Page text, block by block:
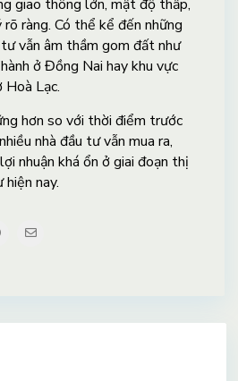
giao thông lớn, mật độ thấp,
ràng. Có thể kể đến những
vẫn âm thầm gom đất như
ở Đồng Nai hay khu vực
Hoà Lạc.
hơn so với thời điểm trước
nhà đầu tư vẫn mua ra,
nhuận khá ổn ở giai đoạn thị
nay.